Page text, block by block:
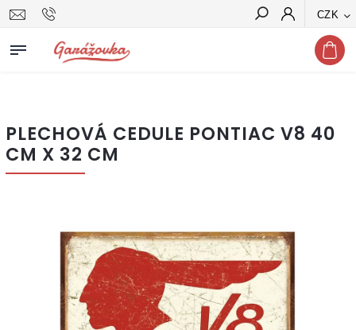
CZK
Hledat
PLECHOVÁ CEDULE PONTIAC V8 40
CM X 32 CM